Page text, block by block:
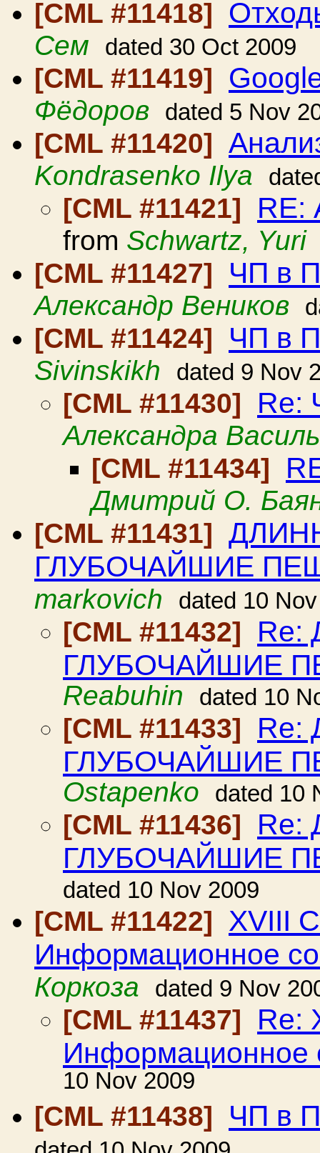
[CML #11418]
Сем dated 30 Oct 2009
[CML #11419]
Фёдоров dated 5 Nov
[CML #11420]
Kondrasenko Ilya
[CML #11421] RE:
from Schwartz, Yuri
[CML #11427]
ЧП в
Александр Веников
[CML #11424] ЧП в
Sivinskikh dated 9 Nov
[CML #11430] Re:
Александра
[CML #11434]
Дмитрий О.
[CML #11431]
ГЛУБОЧАЙШИЕ
markovich dated 10
[CML #11432]
ГЛУБОЧАЙШИЕ
Reabuhin
dated 10
[CML #11433]
ГЛУБОЧАЙШИЕ
Ostapenko
dated 10
[CML #11436]
ГЛУБОЧАЙШИЕ
dated 10 Nov 2009
[CML #11422]
XVIII
Информационное
Коркоза dated 9 Nov
[CML #11437] Re:
Информационное
10 Nov 2009
[CML #11438]
ЧП в